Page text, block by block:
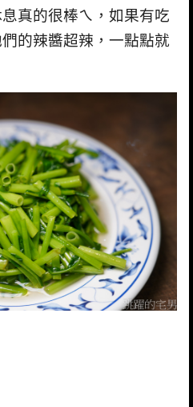
真的很棒ㄟ，如果有吃
的辣醬超辣，一點點就